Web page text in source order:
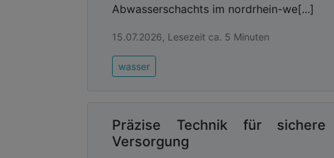
Abwasserschachts im nordrhein-we[...]
15.07.2026, Lesezeit ca. 5 Minuten
wasser
Präzise Technik für sichere
Versorgung